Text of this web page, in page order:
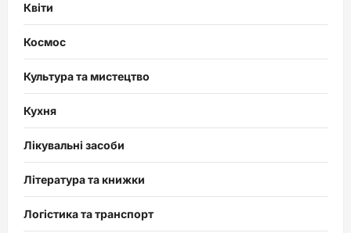
Квіти
Космос
Культура та мистецтво
Кухня
Лікувальні засоби
Література та книжки
Логістика та транспорт